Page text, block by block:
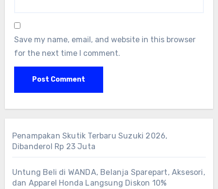
Save my name, email, and website in this browser
for the next time I comment.
Penampakan Skutik Terbaru Suzuki 2026,
Dibanderol Rp 23 Juta
Untung Beli di WANDA, Belanja Sparepart, Aksesori,
dan Apparel Honda Langsung Diskon 10%